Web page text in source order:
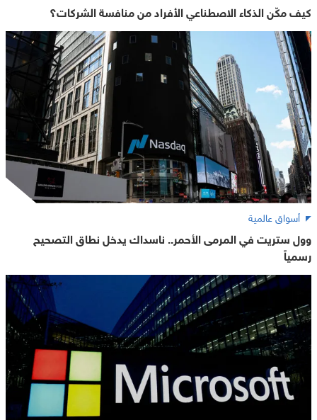
كيف مكّن الذكاء الاصطناعي الأفراد من منافسة الشركات؟
أسواق عالمية
وول ستريت في المرمى الأحمر.. ناسداك يدخل نطاق التصحيح
رسمياً